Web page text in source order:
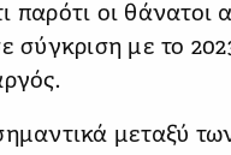
παρότι οι
σύγκριση με το
μεταξύ